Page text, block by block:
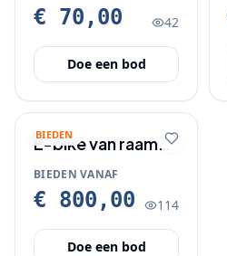
€ 70,00 42
Doe een bod
BIEDEN
E-bike van raam
met lage instap en
starthulp
BIEDEN VANAF
€ 800,00 114
Doe een bod